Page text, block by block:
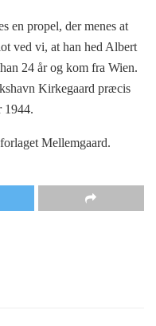
en propel, der menes at
ved vi, at han hed Albert
24 år og kom fra Wien.
Kirkegaard præcis
1944.
Mellemgaard.